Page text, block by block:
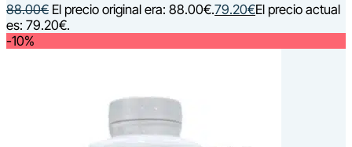
88.00€ El precio original era: 88.00€.79.20€El precio actual
es: 79.20€.
-10%